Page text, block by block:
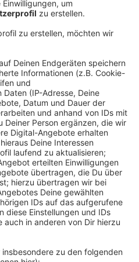
waren Gegenstände
dass es sich um
Zweiten Weltkrieg
14:08
dann drei weitere tote
Münzen, eine Uhr und
Polizei handelt es sich
der Soldaten wurde
gefunden - die konnte
werden. Damit gelten
Wie sie zu Tode
klären.